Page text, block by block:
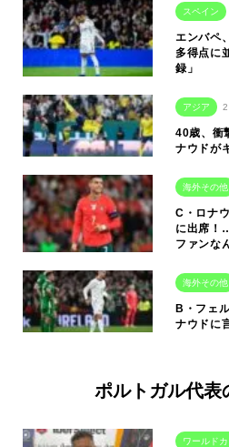
スペイン
エンバペ
多得点に
録」
アジア
40歳、衝
ナウドが
海外その他
C・ロナ
に出席！
ファンな
海外その他
B・フェ
ナウドに
ポルトガル代表
ワールド